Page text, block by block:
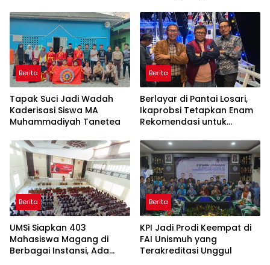
Berita
Tapak Suci Jadi Wadah
Kaderisasi Siswa MA
Muhammadiyah Tanetea
Berita
Berlayar di Pantai Losari,
Ikaprobsi Tetapkan Enam
Rekomendasi untuk
Berita
UMSi Siapkan 403
Mahasiswa Magang di
Berbagai Instansi, Ada
Berita
KPI Jadi Prodi Keempat di
FAI Unismuh yang
Terakreditasi Unggul